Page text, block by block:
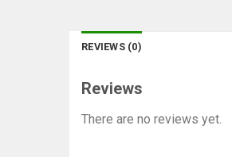
REVIEWS (0)
Reviews
There are no reviews yet.